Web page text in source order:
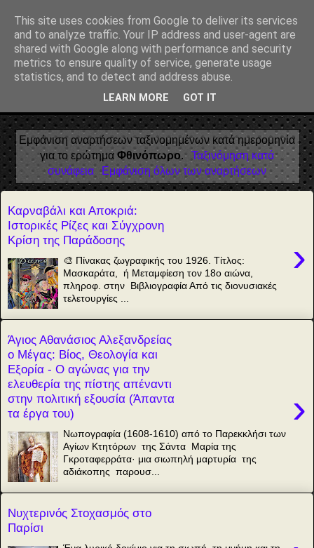
Αέναη επΑνάσταση
• Επιστήμη • Ψυχολογία • Λογοτεχνία • Τέχνες • Θεολογία •
Φιλοσοφία • Στοχασμοί... για τη μνήμη, τον άνθρωπο και το
Φως
Εμφάνιση αναρτήσεων ταξινομημένων κατά ημερομηνία
για το ερώτημαΦθινόπωρο. Ταξινόμηση κατά
συνάφεια
Εμφάνιση όλων των αναρτήσεων
Καρναβάλι και Αποκριά:
Ιστορικές Ρίζες και Σύγχρονη
Κρίση της Παράδοσης
›
🎨 Πίνακας ζωγραφικής του 1926. Τίτλος:
Μασκαράτα, ή Μεταμφίεση τον 18ο αιώνα,
πληροφ. στην Βιβλιογραφία Από τις διονυσιακές
τελετουργίες ...
Άγιος Αθανάσιος Αλεξανδρείας
ο Μέγας: Βίος, Θεολογία και
Εξορία - Ο αγώνας για την
ελευθερία της πίστης απέναντι
στην πολιτική εξουσία (Άπαντα
τα έργα του)
›
Νωπογραφία (1608-1610) από το Παρεκκλήσι των
Αγίων Κτητόρων της Σάντα Μαρία της
Γκροταφερράτα· μια σιωπηλή μαρτυρία της
αδιάκοπης παρουσ...
Νυχτερινός Στοχασμός στο
Παρίσι
This site uses cookies from Google to deliver its services
and to analyze traffic. Your IP address and user-agent are
shared with Google along with performance and security
metrics to ensure quality of service, generate usage
statistics, and to detect and address abuse.
LEARN MORE GOT IT